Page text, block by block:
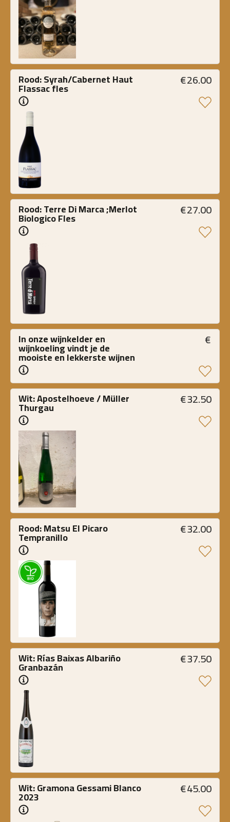
Rood: Syrah/Cabernet Haut
Flassac fles €26.00
Rood: Terre Di Marca ;Merlot
Biologico Fles €27.00
In onze wijnkelder en
wijnkoeling vindt je de
mooiste en lekkerste wijnen
€
Wit: Apostelhoeve / Müller
Thurgau €32.50
Rood: Matsu El Picaro
Tempranillo €32.00
Wit: Rías Baixas Albariño
Granbazán €37.50
Wit: Gramona Gessami Blanco
2023 €45.00